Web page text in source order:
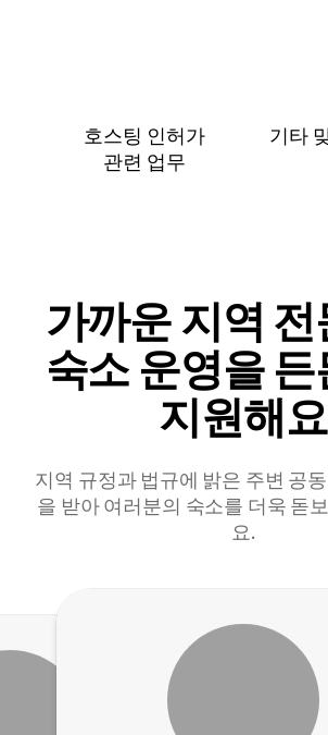
호스팅 인허가
관⁠련 업⁠무
기타
가까운 지역
숙소 운영을
지원해요
지역 규정과 법규에 밝은 주변 공
을 받아 여러분의 숙소를 더욱 돋
요.